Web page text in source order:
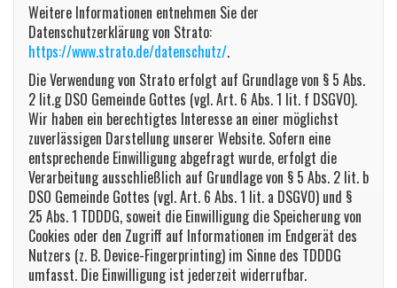
Weitere Informationen entnehmen Sie der
Datenschutzerklärung von Strato:
https://www.strato.de/datenschutz/.
Die Verwendung von Strato erfolgt auf Grundlage von § 5 Abs.
2 lit.g DSO Gemeinde Gottes (vgl. Art. 6 Abs. 1 lit. f DSGVO).
Wir haben ein berechtigtes Interesse an einer möglichst
zuverlässigen Darstellung unserer Website. Sofern eine
entsprechende Einwilligung abgefragt wurde, erfolgt die
Verarbeitung ausschließlich auf Grundlage von § 5 Abs. 2 lit. b
DSO Gemeinde Gottes (vgl. Art. 6 Abs. 1 lit. a DSGVO) und §
25 Abs. 1 TDDDG, soweit die Einwilligung die Speicherung von
Cookies oder den Zugriff auf Informationen im Endgerät des
Nutzers (z. B. Device-Fingerprinting) im Sinne des TDDDG
umfasst. Die Einwilligung ist jederzeit widerrufbar.